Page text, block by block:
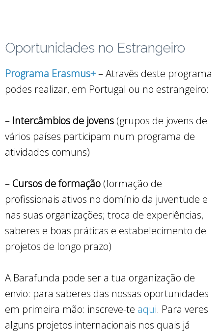
Oportunidades no Estrangeiro
Programa Erasmus+– Atravês deste programa
podes realizar, em Portugal ou no estrangeiro:
– Intercâmbios de jovens (grupos de jovens de
vários países participam num programa de
atividades comuns)
– Cursos de formação (formação de
profissionais ativos no domínio da juventude e
nas suas organizações; troca de experiências,
saberes e boas práticas e estabelecimento de
projetos de longo prazo)
A Barafunda pode ser a tua organização de
envio: para saberes das nossas oportunidades
em primeira mão: inscreve-te aqui. Para veres
alguns projetos internacionais nos quais já